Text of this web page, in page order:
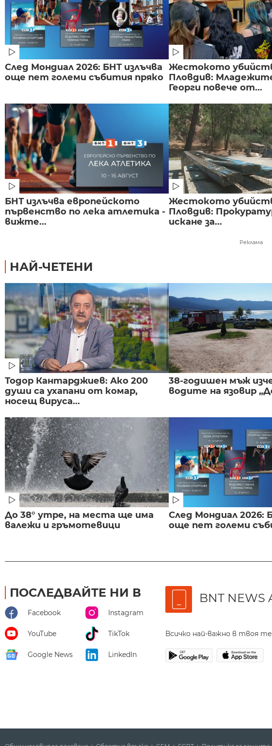
След Мондиал 2026: БНТ излъчва
още пет големи събития пряко
Жестокото
Пловдив:
Георги повече от...
БНТ излъчва европейското
първенство по лека атлетика -
вижте...
Жестокото
Пловдив:
искане за...
Реклама
НАЙ-ЧЕТЕНИ
Тодор Кантарджиев: Ако 200
души са ухапани от комар,
носещ вируса...
38-годишен мъж
водите на язовир
До 38° утре, на места ще има
валежи и гръмотевици
След Мондиал 2026:
още пет големи
ПОСЛЕДВАЙТЕ НИ В
Facebook Instagram
YouTube TikTok
Google News LinkedIn
BNT NEWS
Всичко най-важно в твоя